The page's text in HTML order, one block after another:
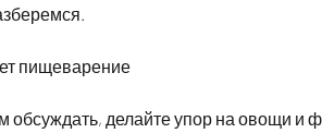
пищеварение
обсуждать, делайте упор на овощи и